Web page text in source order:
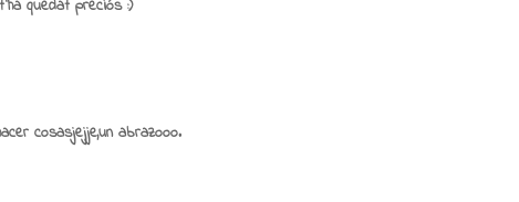
quedat preciós :)
cosasjejje,un abrazooo.